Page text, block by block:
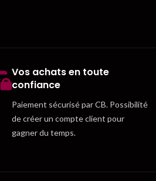
Vos achats en toute
confiance
Paiement sécurisé par CB. Possibilité
de créer un compte client pour
gagner du temps.